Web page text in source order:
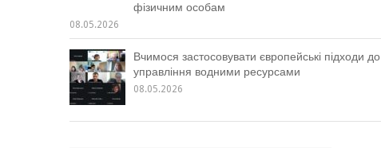
фізичним особам
08.05.2026
Вчимося застосовувати європейські підходи до
управління водними ресурсами
08.05.2026